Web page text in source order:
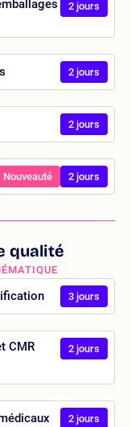
2 jours
2 jours
2 jours
Nouveauté 2 jours
qualité
3 jours
CMR 2 jours
2 jours